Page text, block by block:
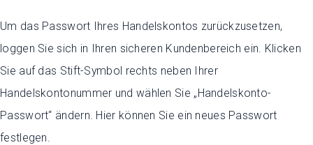
Um das Passwort Ihres Handelskontos zurückzusetzen,
loggen Sie sich in Ihren sicheren Kundenbereich ein. Klicken
Sie auf das Stift-Symbol rechts neben Ihrer
Handelskontonummer und wählen Sie „Handelskonto-
Passwort“ ändern. Hier können Sie ein neues Passwort
festlegen.